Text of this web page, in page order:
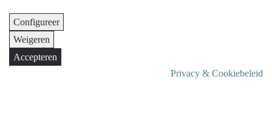
Configureer
Weigeren
Accepteren
Privacy & Cookiebeleid